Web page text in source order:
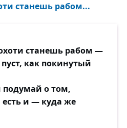
станешь рабом...
станешь рабом —
как покинутый
подумай о том,
есть и — куда же